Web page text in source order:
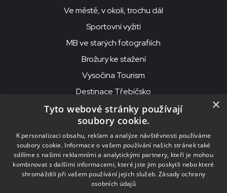
Ve městě, v okolí, trochu dál
Sportovní vyžití
MB ve starých fotografiích
Brožury ke stažení
Vysočina Tourism
Destinace Třebíčsko
© 2026MKS Beseda Mor. Budějovice
MKS Beseda, příspěvková organizace, Purcnerova 62, 676 02
Moravské Budějovice
IČO: 00091758, DIČ: CZ00091758, ID datové schránky: chjn2kd
×
Tyto webové stránky používají
soubory cookie.
K personalizaci obsahu, reklam a analýze návštěvnosti používáme
soubory cookie. Informace o vašem používání našich stránek také
sdílíme s našimi reklamními a analytickými partnery, kteří je mohou
kombinovat s dalšími informacemi, které jste jim poskytli nebo které
shromáždili při vašem používání jejich služeb. Zásady ochrany
osobních údajů